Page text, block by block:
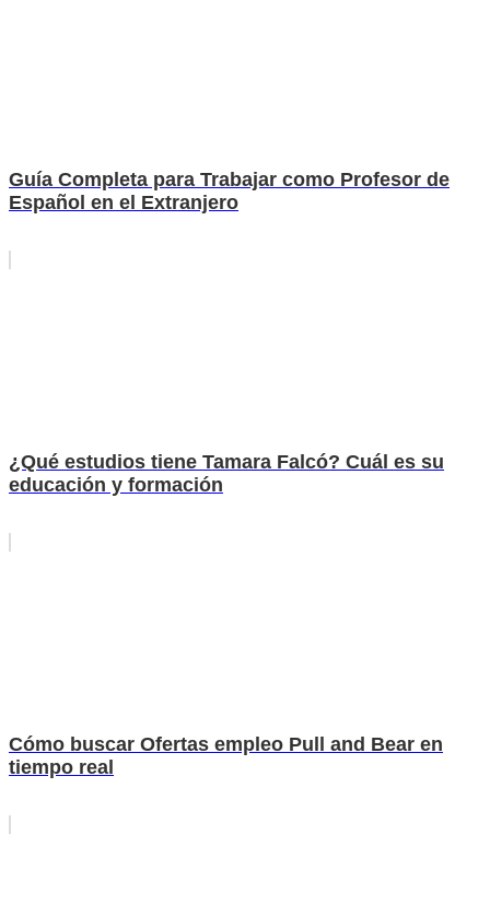
Guía Completa para Trabajar como Profesor de
Español en el Extranjero
¿Qué estudios tiene Tamara Falcó? Cuál es su
educación y formación
Cómo buscar Ofertas empleo Pull and Bear en
tiempo real